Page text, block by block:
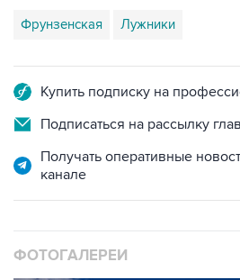
Фрунзенская Лужники
Купить подписку на
Подписаться на рассылку
Получать оперативные
канале
ФОТОГАЛЕРЕИ